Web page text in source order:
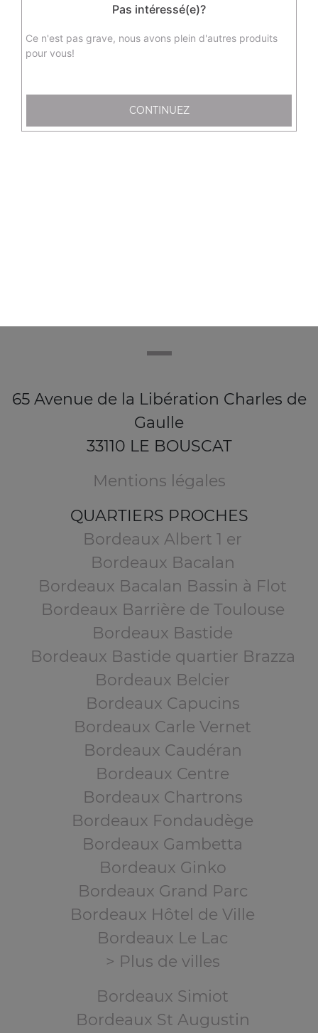
sushi saumon, 12 sashimi saumon, 6 raviolis au poulet, 6
Actuellement non disponible
saumon, 12 sashimi saumon, 6 raviolis, 4 brochettes, 2
soupes et 2 salades pour 2 personnes
65 Avenue de la Libération Charles de
Gaulle
33110 LE BOUSCAT
Mentions légales
QUARTIERS PROCHES
Bordeaux Albert 1 er
Bordeaux Bacalan
Bordeaux Bacalan Bassin à Flot
Bordeaux Barrière de Toulouse
Bordeaux Bastide
Bordeaux Bastide quartier Brazza
Bordeaux Belcier
Bordeaux Capucins
Bordeaux Carle Vernet
Bordeaux Caudéran
Bordeaux Centre
Bordeaux Chartrons
Bordeaux Fondaudège
Bordeaux Gambetta
Bordeaux Ginko
Bordeaux Grand Parc
Bordeaux Hôtel de Ville
Bordeaux Le Lac
> Plus de villes
Bordeaux Simiot
Bordeaux St Augustin
Pas intéressé(e)?
Ce n'est pas grave, nous avons plein d'autres produits
pour vous!
CONTINUEZ